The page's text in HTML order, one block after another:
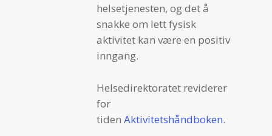
helsetjenesten, og det å
snakke om lett fysisk
aktivitet kan være en positiv
inngang.
Helsedirektoratet reviderer
for
tidenAktivitetshåndboken.